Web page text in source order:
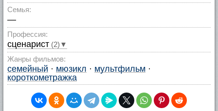
Семья:
—
Профессия:
сценарист (2)▼
Жанры фильмов:
семейный · мюзикл · мультфильм ·
короткометражка